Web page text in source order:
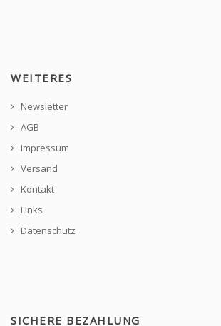
WEITERES
Newsletter
AGB
Impressum
Versand
Kontakt
Links
Datenschutz
SICHERE BEZAHLUNG